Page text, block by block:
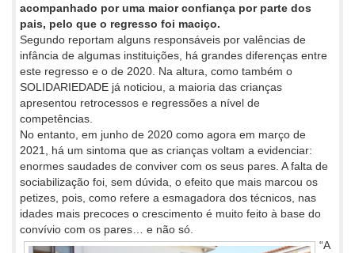
acompanhado por uma maior confiança por parte dos
pais, pelo que o regresso foi maciço.
Segundo reportam alguns responsáveis por valências de
infância de algumas instituições, há grandes diferenças entre
este regresso e o de 2020. Na altura, como também o
SOLIDARIEDADE já noticiou, a maioria das crianças
apresentou retrocessos e regressões a nível de
competências.
No entanto, em junho de 2020 como agora em março de
2021, há um sintoma que as crianças voltam a evidenciar:
enormes saudades de conviver com os seus pares. A falta de
sociabilização foi, sem dúvida, o efeito que mais marcou os
petizes, pois, como refere a esmagadora dos técnicos, nas
idades mais precoces o crescimento é muito feito à base do
convívio com os pares… e não só.
“A